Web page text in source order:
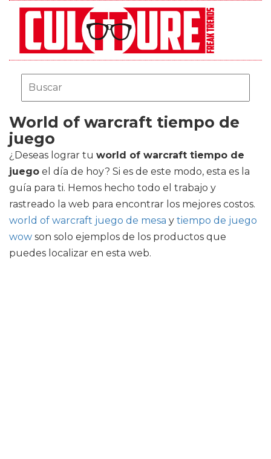
World of warcraft tiempo de
juego
¿Deseas lograr tu world of warcraft tiempo de
juego el día de hoy? Si es de este modo, esta es la
guía para ti. Hemos hecho todo el trabajo y
rastreado la web para encontrar los mejores costos.
world of warcraft juego de mesa y tiempo de juego
wow son solo ejemplos de los productos que
puedes localizar en esta web.